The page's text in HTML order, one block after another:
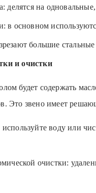
делятся на
в основном
большие
и очистки
будет содержать
Это звено имеет
воду или
очистки: